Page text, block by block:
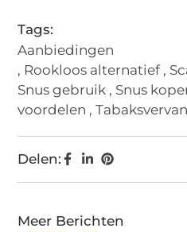
Tags:
Aanbiedingen
, Rookloos alternatief ,
Snus gebruik , Snus
voordelen ,
Delen:
Meer Berichten